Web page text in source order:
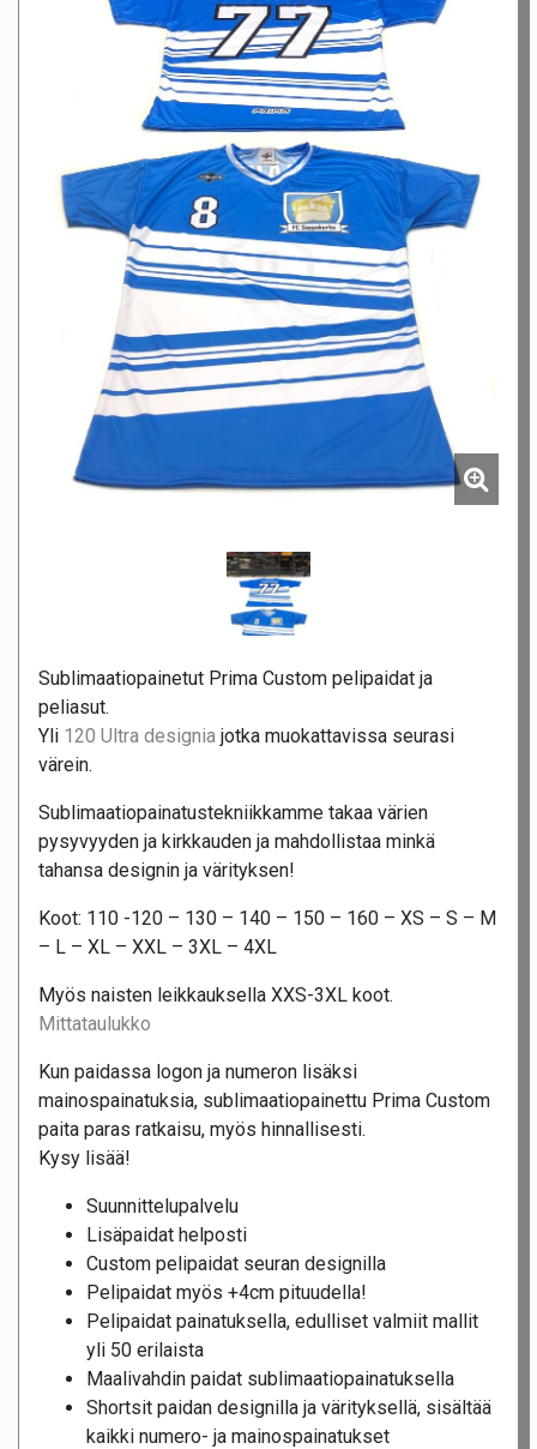
Sublimaatiopainetut Prima Custom pelipaidat ja
peliasut.
Yli 120 Ultra designia jotka muokattavissa seurasi
värein.
Sublimaatiopainatustekniikkamme takaa värien
pysyvyyden ja kirkkauden ja mahdollistaa minkä
tahansa designin ja värityksen!
Koot: 110 -120 – 130 – 140 – 150 – 160 – XS – S – M
– L – XL – XXL – 3XL – 4XL
Myös naisten leikkauksella XXS-3XL koot.
Mittataulukko
Kun paidassa logon ja numeron lisäksi
mainospainatuksia, sublimaatiopainettu Prima Custom
paita paras ratkaisu, myös hinnallisesti.
Kysy lisää!
Suunnittelupalvelu
Lisäpaidat helposti
Custom pelipaidat seuran designilla
Pelipaidat myös +4cm pituudella!
Pelipaidat painatuksella, edulliset valmiit mallit
yli 50 erilaista
Maalivahdin paidat sublimaatiopainatuksella
Shortsit paidan designilla ja värityksellä, sisältää
kaikki numero- ja mainospainatukset